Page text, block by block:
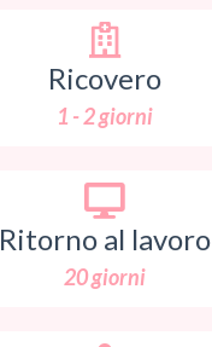
Ricovero
1 - 2 giorni
Ritorno al lavoro
20 giorni